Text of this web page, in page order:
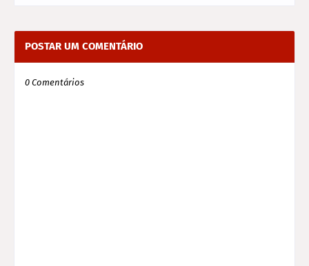
POSTAR UM COMENTÁRIO
0 Comentários